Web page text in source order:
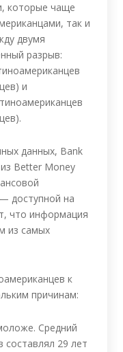
которые чаще
так и
двумя
разрыв:
и
данных, Bank
Better Money
доступной на
что информация
из самых
к
причинам:
Средний
составлял 29 лет